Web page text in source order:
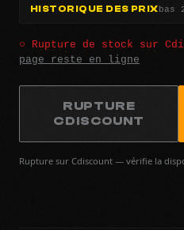
HISTORIQUE DES PRIXbas
○ Rupture de stock sur
page reste en ligne
RUPTURE
CDISCOUNT
Rupture sur Cdiscount — vérifie la